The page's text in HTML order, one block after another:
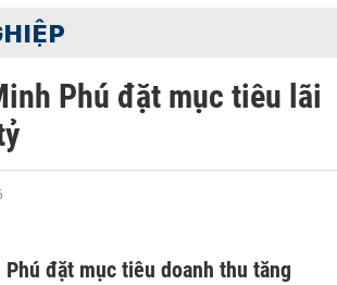
Phú đặt mục tiêu lãi
Phú đặt mục tiêu doanh thu tăng